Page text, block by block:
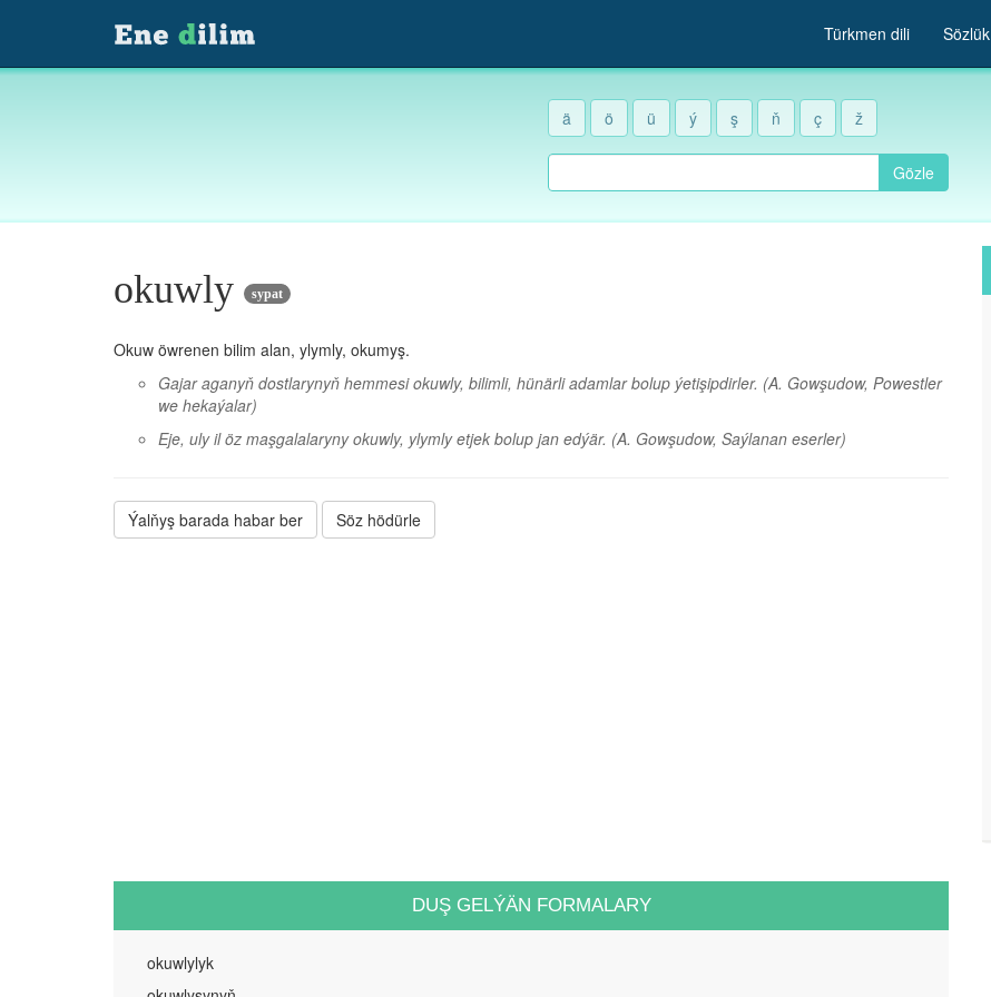
Türkmen dili Sözlük
ä ö ü ý ş ň ç ž
Gözle
okuwly sypat
Okuw öwrenen bilim alan, ylymly, okumyş.
Gajar aganyň dostlarynyň hemmesi okuwly, bilimli, hünärli adamlar bolup ýetişipdirler. (A. Gowşudow, Powestler
we hekaýalar)
Eje, uly il öz maşgalalaryny okuwly, ylymly etjek bolup jan edýär. (A. Gowşudow, Saýlanan eserler)
Ýalňyş barada habar ber Söz hödürle
DUŞ GELÝÄN FORMALARY
okuwlylyk